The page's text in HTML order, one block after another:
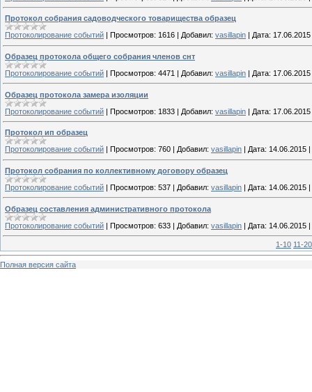
Протокол собрания садоводческого товарищества образец
Протоколирование событий
Просмотров: 1616 Добавил: vasillapin Дата: 17.06.2015
Образец протокола общего собрания членов снт
Протоколирование событий | Просмотров: 4471 | Добавил: vasillapin | Дата: 17.06.2015
Образец протокола замера изоляции
Протоколирование событий | Просмотров: 1833 | Добавил: vasillapin | Дата: 17.06.2015
Протокол ип образец
Протоколирование событий | Просмотров: 760 | Добавил: vasillapin | Дата: 14.06.2015 |
Протокол собрания по коллективному договору образец
Протоколирование событий | Просмотров: 537 | Добавил: vasillapin | Дата: 14.06.2015 |
Образец составления административного протокола
Протоколирование событий | Просмотров: 633 | Добавил: vasillapin | Дата: 14.06.2015 |
1-10 11-20
Полная версия сайта